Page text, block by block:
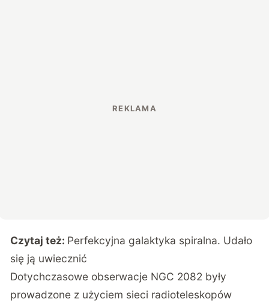
Czytaj też: Perfekcyjna galaktyka spiralna. Udało
się ją uwiecznić
Dotychczasowe obserwacje NGC 2082 były
prowadzone z użyciem sieci radioteleskopów